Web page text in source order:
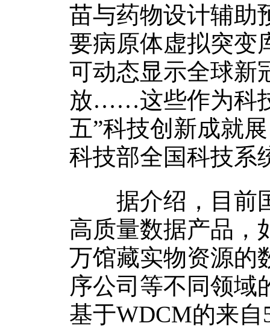
苗与药物设计辅助
要病原体虚拟突变
可动态显示全球新
放……这些作为科
五”科技创新成就
科技部全国科技系
据介绍，目前国
高质量数据产品，
万馆藏实物资源的
序公司等不同领域
基于WDCM的来